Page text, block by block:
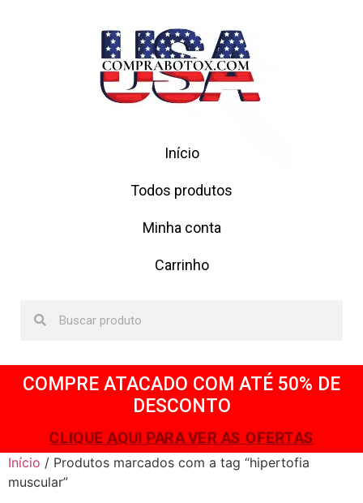
Início
Todos produtos
Minha conta
Carrinho
COMPRE ATACADO COM ATÉ 50% DE
DESCONTO
CLIQUE AQUI PARA VER AS OFERTAS
Início / Produtos marcados com a tag “hipertofia
muscular”